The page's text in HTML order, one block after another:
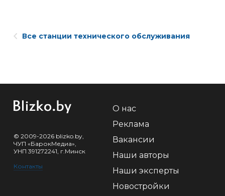
Все станции технического обслуживания
© 2009-2026 blizko.by,
ЧУП «БарокМедиа»,
УНП 391272241, г.Минск
Контакты
О нас
Реклама
Вакансии
Наши авторы
Наши эксперты
Новостройки